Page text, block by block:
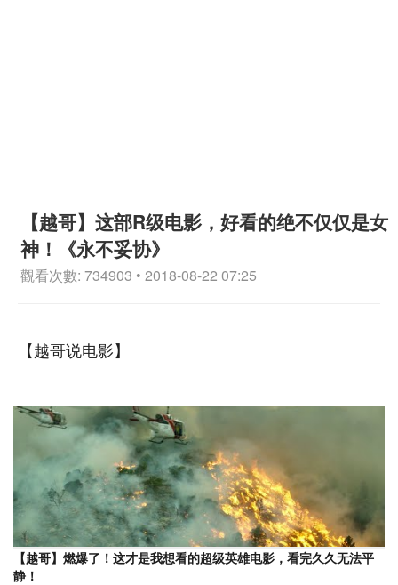
【越哥】这部R级电影，好看的绝不仅仅是女
神！《永不妥协》
觀看次數: 734903 • 2018-08-22 07:25
【越哥说电影】
【越哥】燃爆了！这才是我想看的超级英雄电影，看完久久无法平
静！